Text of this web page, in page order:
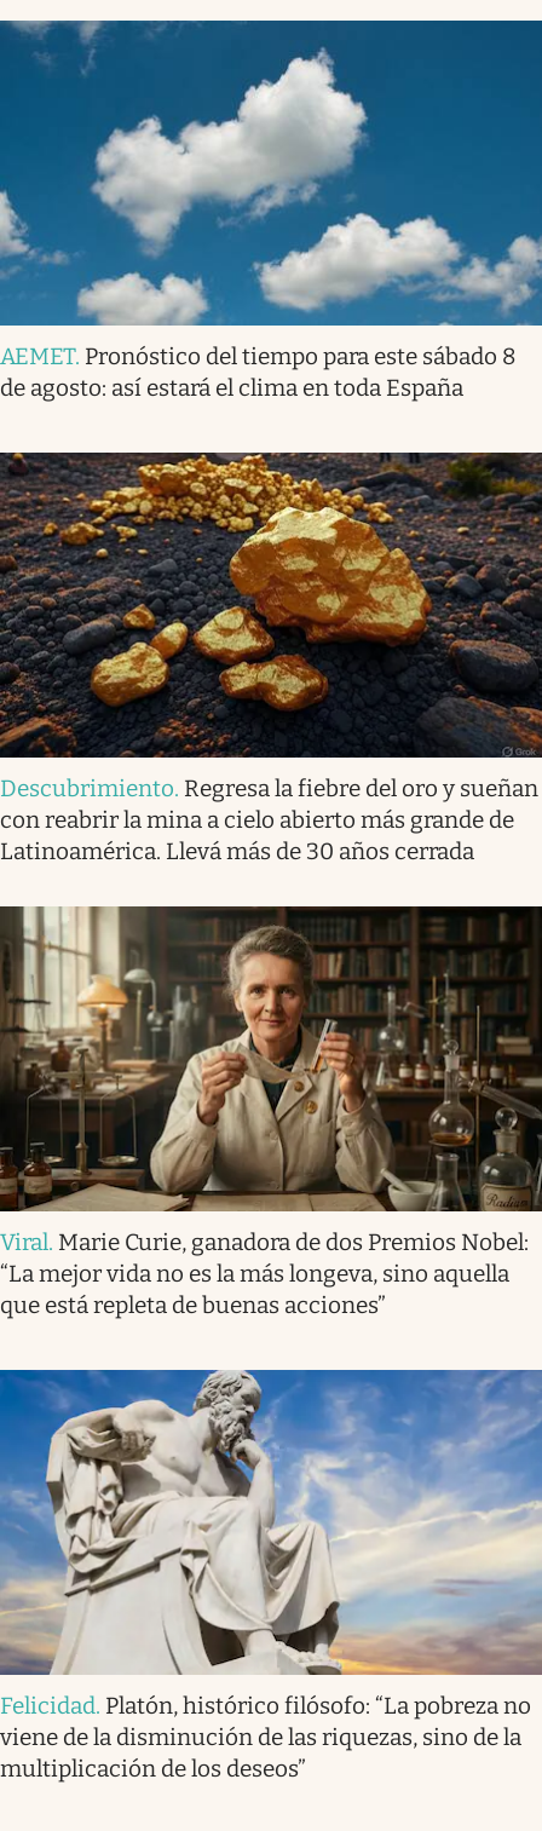
AEMET. Pronóstico del tiempo para este sábado 8
de agosto: así estará el clima en toda España
Descubrimiento. Regresa la fiebre del oro y sueñan
con reabrir la mina a cielo abierto más grande de
Latinoamérica. Llevá más de 30 años cerrada
Viral. Marie Curie, ganadora de dos Premios Nobel:
“La mejor vida no es la más longeva, sino aquella
que está repleta de buenas acciones”
Felicidad. Platón, histórico filósofo: “La pobreza no
viene de la disminución de las riquezas, sino de la
multiplicación de los deseos”